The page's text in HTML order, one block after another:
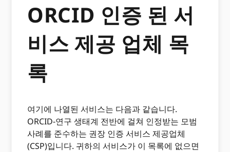
ORCID 인증 된 서
비스 제공 업체 목
록
여기에 나열된 서비스는 다음과 같습니다.
ORCID-연구 생태계 전반에 걸쳐 인정받는 모범
사례를 준수하는 권장 인증 서비스 제공업체
(CSP)입니다. 귀하의 서비스가 이 목록에 없으면